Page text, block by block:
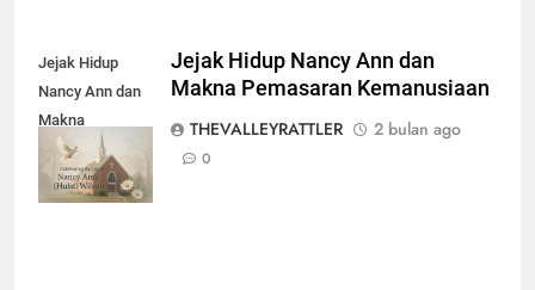
Jejak Hidup
Nancy Ann dan
Makna
Pemasaran
Kemanusiaan
Jejak Hidup Nancy Ann dan
Makna Pemasaran Kemanusiaan
THEVALLEYRATTLER
2 bulan ago
0